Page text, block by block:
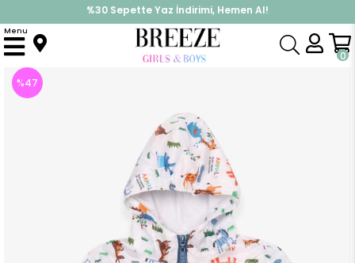
%30 Sepette Yaz İndirimi, Hemen Al!
İndirimlere ek %10 İndirimi Kap, Hemen Üye Ol!
0
Menu
Anasayfa Üst Giyim Mont Erkek Bebek Yağmurluk Safari Hayvanları Desenli Beyaz (1 Yaş)
%47